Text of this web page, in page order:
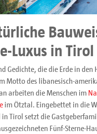
Luxus in Tirol
Gedichte, die die Erde in
Motto des libanesisch-
arbeiten die Menschen im
im Ötztal. Eingebettet in die
in Tirol setzt die
Fünf-Sterne-